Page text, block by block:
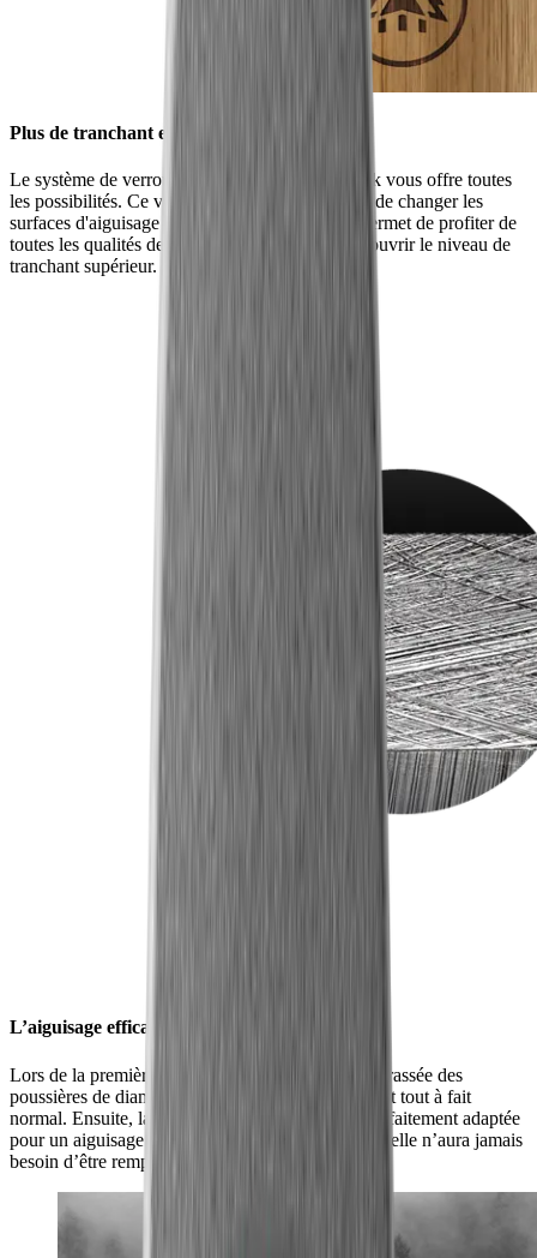
Plus de tranchant en un tournemain
Le système de verrouillage HORL® Quick Lock vous offre toutes
les possibilités. Ce verrouillage innovant permet de changer les
surfaces d'aiguisage d'un simple geste. Il vous permet de profiter de
toutes les qualités de nos accessoires – pour découvrir le niveau de
tranchant supérieur.
L’aiguisage efficace encore et encore
Lors de la première utilisation, la surface est débarrassée des
poussières de diamant industriel superflues, ceci est tout à fait
normal. Ensuite, la surface présente la rugosité parfaitement adaptée
pour un aiguisage exigeant. Utilisée correctement, elle n’aura jamais
besoin d’être remplacée.